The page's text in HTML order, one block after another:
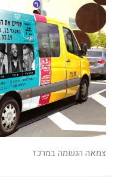
צמאה הנשמה במרכז